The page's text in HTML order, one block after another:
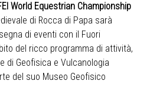
World Equestrian Championship
di Rocca di Papa sarà
di eventi con il Fuori
del ricco programma di attività,
di Geofisica e Vulcanologia
del suo Museo Geofisico